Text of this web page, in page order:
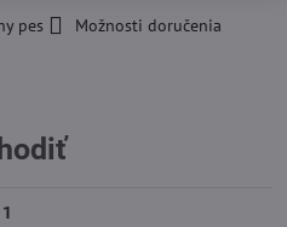
pes
Možnosti doručenia